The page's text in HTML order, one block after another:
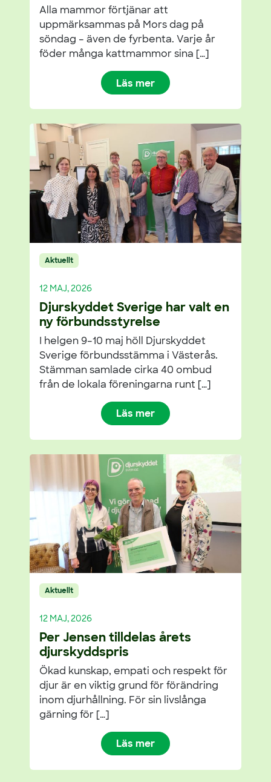
Alla mammor förtjänar att
uppmärksammas på Mors dag på
söndag – även de fyrbenta. Varje år
föder många kattmammor sina […]
Läs mer
Aktuellt
12 MAJ, 2026
Djurskyddet Sverige har valt en
ny förbundsstyrelse
I helgen 9–10 maj höll Djurskyddet
Sverige förbundsstämma i Västerås.
Stämman samlade cirka 40 ombud
från de lokala föreningarna runt […]
Läs mer
Aktuellt
12 MAJ, 2026
Per Jensen tilldelas årets
djurskyddspris
Ökad kunskap, empati och respekt för
djur är en viktig grund för förändring
inom djurhållning. För sin livslånga
gärning för […]
Läs mer